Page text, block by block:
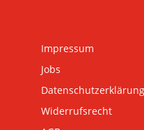
Impressum
Jobs
Datenschutzerklärung
Widerrufsrecht